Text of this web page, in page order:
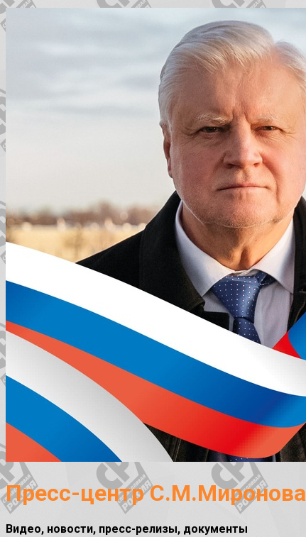
Пресс-центр С.М.Миронова
Видео, новости, пресс-релизы, документы